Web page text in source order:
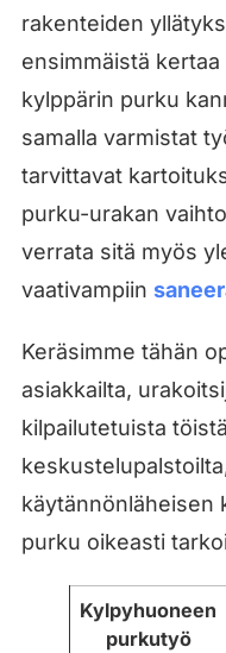
rakenteiden
ensimmäistä
kylppärin purku
samalla varmistat
tarvittavat
purku-urakan
verrata sitä myös
vaativampiin
Keräsimme tähän
asiakkailta,
kilpailutetuista
käytännönläheisen
purku oikeasti
Kylpyhuoneen
purkutyö